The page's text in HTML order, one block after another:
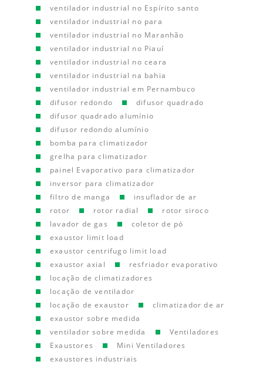
ventilador industrial no Espírito santo
ventilador industrial no para
ventilador industrial no Maranhão
ventilador industrial no Piauí
ventilador industrial no ceara
ventilador industrial na bahia
ventilador industrial em Pernambuco
difusor redondo
difusor quadrado
difusor quadrado alumínio
difusor redondo alumínio
bomba para climatizador
grelha para climatizador
painel Evaporativo para climatizador
inversor para climatizador
filtro de manga
insuflador de ar
rotor
rotor radial
rotor siroco
lavador de gas
coletor de pó
exaustor limit load
exaustor centrifugo limit load
exaustor axial
resfriador evaporativo
locação de climatizadores
locação de ventilador
locação de exaustor
climatizador de ar
exaustor sobre medida
ventilador sobre medida
Ventiladores
Exaustores
Mini Ventiladores
exaustores industriais